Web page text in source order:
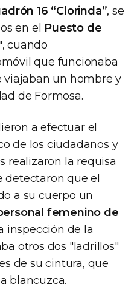
16 “Clorinda”, se
en el Puesto de
, cuando
que funcionaba
viajaban un hombre y
de Formosa.
a efectuar el
de los ciudadanos y
realizaron la requisa
detectaron que el
a su cuerpo un
femenino de
inspección de la
otros dos "ladrillos"
de su cintura, que
blancuzca.